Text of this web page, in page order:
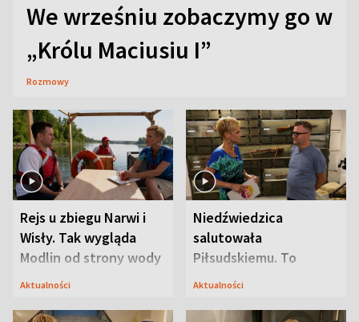
We wrześniu zobaczymy go w
„Królu Maciusiu I”
Rozmowy
Rejs u zbiegu Narwi i
Wisły. Tak wygląda
Modlin od strony wody
Aktualności
Niedźwiedzica
salutowała
Piłsudskiemu. To
niejedyna tajemnica
Aktualności